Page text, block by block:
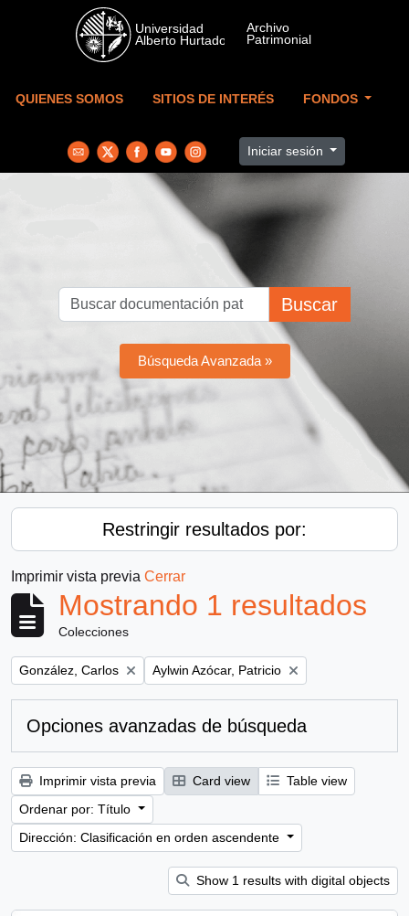
Skip to main content
QUIENES SOMOS SITIOS DE INTERÉS FONDOS
Iniciar sesión
Buscar
Búsqueda Avanzada »
Restringir resultados por:
Imprimir vista previa Cerrar
Mostrando 1 resultados
Colecciones
Remove filter:
González, Carlos Remove filter:
Aylwin Azócar, Patricio
Opciones avanzadas de búsqueda
Imprimir vista previa Card view
Table view
Ordenar por: Título
Dirección: Clasificación en orden ascendente
Show 1 results with digital objects